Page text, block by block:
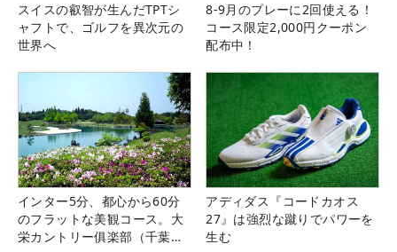
スイスの叡智が生んだTPTシ
ャフトで、ゴルフを異次元の
世界へ
8-9月のプレーに2回使える！
コース限定2,000円クーポン
配布中！
インター5分、都心から60分
のフラットな美観コース。大
栄カントリー俱楽部（千葉
アディダス『コードカオス
27』は強烈な蹴りでパワーを
生む